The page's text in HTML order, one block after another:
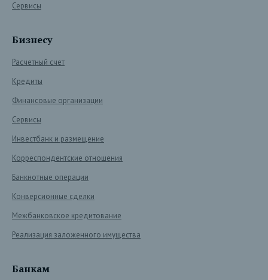
Сервисы
Бизнесу
Расчетный счет
Кредиты
Финансовые организации
Сервисы
Инвестбанк и размещение
Корреспондентские отношения
Банкнотные операции
Конверсионные сделки
Межбанковское кредитование
Реализация заложенного имущества
Банкам